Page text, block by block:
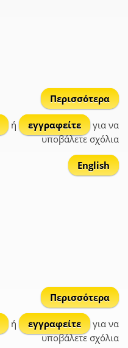
Περισσότερα
ή εγγραφείτε
για να
υποβάλετε σχόλια
English
Περισσότερα
ή εγγραφείτε
για να
υποβάλετε σχόλια